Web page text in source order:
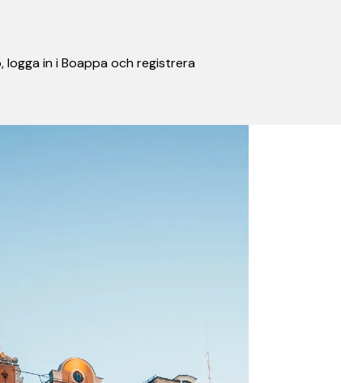
in i Boappa och registrera